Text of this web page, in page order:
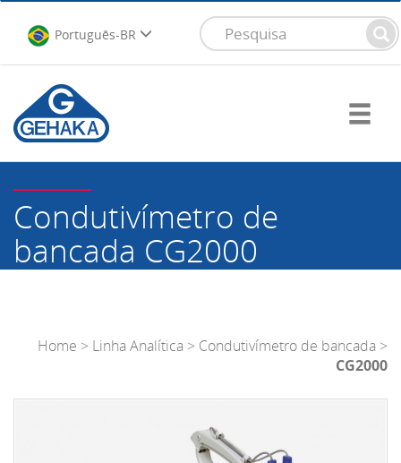
Português-BR
Condutivímetro de
bancada CG2000
Home > Linha Analítica > Condutivímetro de bancada >
CG2000